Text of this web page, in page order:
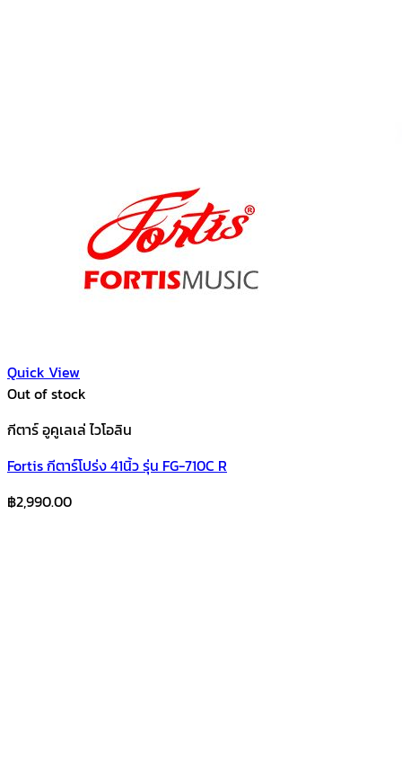
Quick View
Out of stock
กีตาร์ อูคูเลเล่ ไวโอลิน
Fortis กีตาร์โปร่ง 41นิ้ว รุ่น FG-710C R
฿2,990.00